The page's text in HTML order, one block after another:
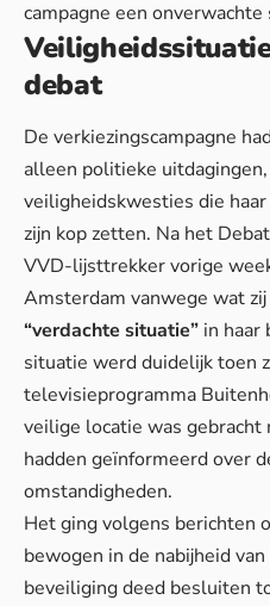
campagne een
debat
De verkiezingscampagne
alleen politieke
veiligheidskwesties die
zijn kop zetten. Na het
VVD-lijsttrekker vorige
Amsterdam vanwege wat
“verdachte situatie” in haar
situatie werd duidelijk toen
televisieprogramma
veilige locatie was
hadden geïnformeerd over
omstandigheden.
Het ging volgens berichten
bewogen in de nabijheid
beveiliging deed besluiten